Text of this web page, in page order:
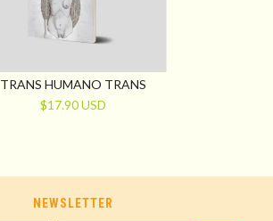
TRANS HUMANO TRANS
$17.90 USD
NEWSLETTER